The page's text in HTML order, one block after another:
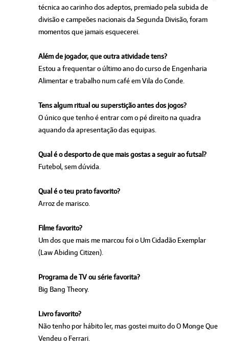
técnica ao carinho dos adeptos, premiado pela subida de
divisão e campeões nacionais da Segunda Divisão, foram
momentos que jamais esquecerei.
Além de jogador, que outra atividade tens?
Estou a frequentar o último ano do curso de Engenharia
Alimentar e trabalho num café em Vila do Conde.
Tens algum ritual ou superstição antes dos jogos?
O único que tenho é entrar com o pé direito na quadra
aquando da apresentação das equipas.
Qual é o desporto de que mais gostas a seguir ao futsal?
Futebol, sem dúvida.
Qual é o teu prato favorito?
Arroz de marisco.
Filme favorito?
Um dos que mais me marcou foi o Um Cidadão Exemplar
(Law Abiding Citizen).
Programa de TV ou série favorita?
Big Bang Theory.
Livro favorito?
Não tenho por hábito ler, mas gostei muito do O Monge Que
Vendeu o Ferrari.